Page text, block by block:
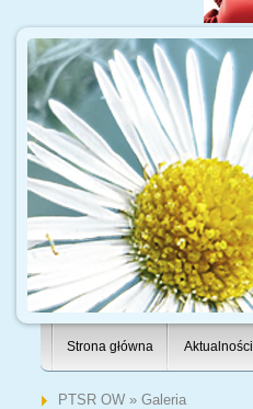
Strona główna Aktualności
PTSR OW» Galeria